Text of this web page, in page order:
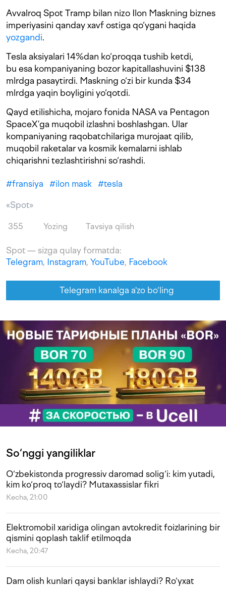
Avvalroq Spot Tramp bilan nizo Ilon Maskning biznes
imperiyasini qanday xavf ostiga qo‘ygani haqida
yozgandi.
Tesla aksiyalari 14%dan ko‘proqqa tushib ketdi,
bu esa kompaniyaning bozor kapitallashuvini $138
mlrdga pasaytirdi. Maskning o‘zi bir kunda $34
mlrdga yaqin boyligini yo‘qotdi.
Qayd etilishicha, mojaro fonida NASA va Pentagon
SpaceX’ga muqobil izlashni boshlashgan. Ular
kompaniyaning raqobatchilariga murojaat qilib,
muqobil raketalar va kosmik kemalarni ishlab
chiqarishni tezlashtirishni so‘rashdi.
#fransiya #ilon mask #tesla
«Spot»
355 Yozing Tavsiya qilish
Spot — sizga qulay formatda:
Telegram, Instagram, YouTube, Facebook
Telegram kanalga a'zo bo‘ling
So‘nggi yangiliklar
O‘zbekistonda progressiv daromad solig‘i: kim yutadi,
kim ko‘proq to‘laydi? Mutaxassislar fikri
Kecha, 21:00
Elektromobil xaridiga olingan avtokredit foizlarining bir
qismini qoplash taklif etilmoqda
Kecha, 20:47
Dam olish kunlari qaysi banklar ishlaydi? Ro‘yxat